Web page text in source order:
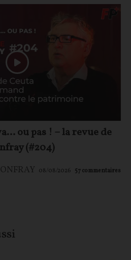
ou pas ! – la revue de
(#204)
08/08/2026 57commentaires